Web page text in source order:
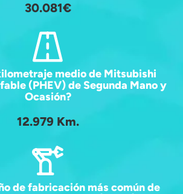
30.081€
medio de Mitsubishi
(PHEV) de Segunda Mano y
Ocasión?
12.979 Km.
de fabricación más común de